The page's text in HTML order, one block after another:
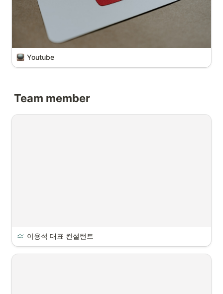
Youtube
Team member
이용석 대표 컨설턴트